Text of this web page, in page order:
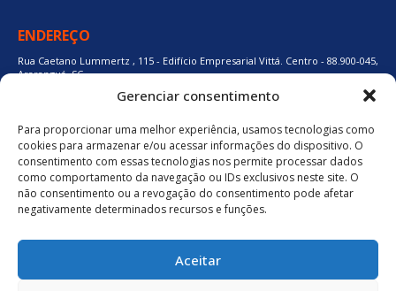
Gerenciar consentimento
Para proporcionar uma melhor experiência, usamos tecnologias como
cookies para armazenar e/ou acessar informações do dispositivo. O
consentimento com essas tecnologias nos permite processar dados
como comportamento da navegação ou IDs exclusivos neste site. O
não consentimento ou a revogação do consentimento pode afetar
negativamente determinados recursos e funções.
Aceitar
ENDEREÇO
Rua Caetano Lummertz , 115 - Edifício Empresarial Vittá. Centro - 88.900-045,
Araranguá, SC.
48 3524-0137
48 9880-84667